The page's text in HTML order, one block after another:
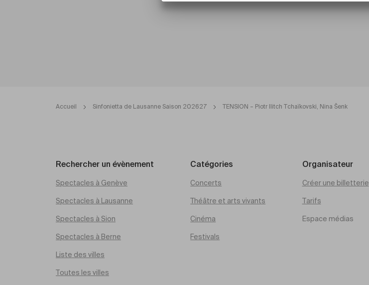
Accueil Sinfonietta de Lausanne Saison 202627 TENSION – Piotr Ilitch Tchaïkovski, Nina Šenk
Rechercher un évènement
Spectacles à Genève
Spectacles à Lausanne
Spectacles à Sion
Spectacles à Berne
Liste des villes
Toutes les villes
Catégories
Concerts
Théâtre et arts vivants
Cinéma
Festivals
Organisateur
Créer une billetterie
Tarifs
Espace médias